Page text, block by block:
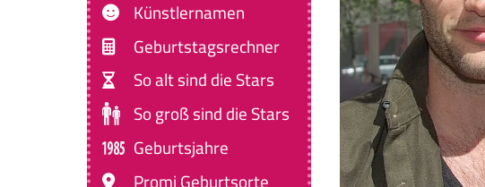
Künstlernamen
Geburtstagsrechner
So alt sind die Stars
So groß sind die Stars
Geburtsjahre